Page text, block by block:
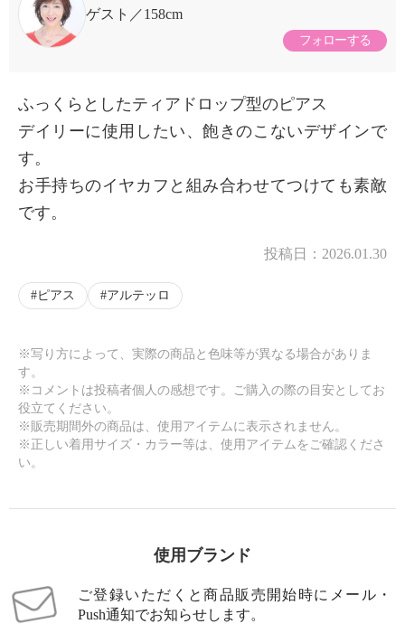
ゲスト
158cm
フォローする
ふっくらとしたティアドロップ型のピアス
デイリーに使用したい、飽きのこないデザインで
す。
お手持ちのイヤカフと組み合わせてつけても素敵
です。
投稿日： 2026.01.30
ピアス アルテッロ
※写り方によって、実際の商品と色味等が異なる場合がありま
す。
※コメントは投稿者個人の感想です。ご購入の際の目安としてお
役立てください。
※販売期間外の商品は、使用アイテムに表示されません。
※正しい着用サイズ・カラー等は、使用アイテムをご確認くださ
い。
使用ブランド
ご登録いただくと商品販売開始時にメール・
Push通知でお知らせします。